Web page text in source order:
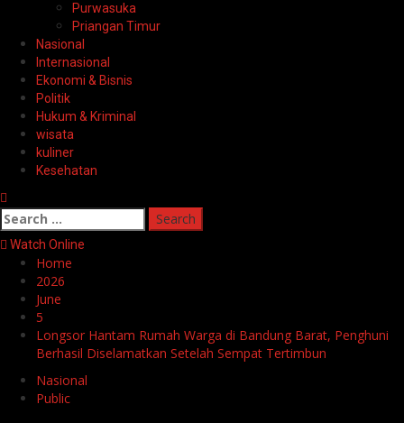
Purwasuka
Priangan Timur
Nasional
Internasional
Ekonomi & Bisnis
Politik
Hukum & Kriminal
wisata
kuliner
Kesehatan
Search
for:
Watch Online
Home
2026
June
5
Longsor Hantam Rumah Warga di Bandung Barat, Penghuni
Berhasil Diselamatkan Setelah Sempat Tertimbun
Nasional
Public